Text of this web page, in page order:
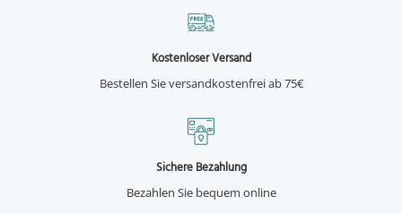
Kostenloser Versand
Bestellen Sie versandkostenfrei ab 75€
Sichere Bezahlung
Bezahlen Sie bequem online